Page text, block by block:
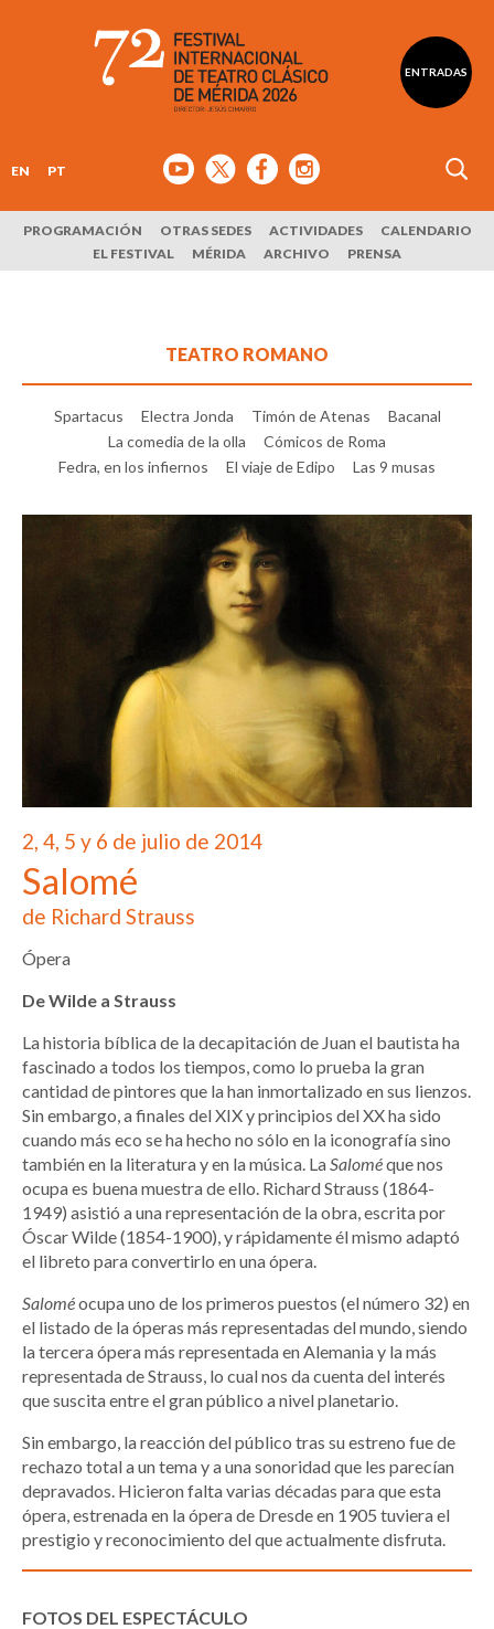
ENTRADAS
EN PT
PROGRAMACIÓN OTRAS SEDES ACTIVIDADES
CALENDARIO
EL FESTIVAL
MÉRIDA ARCHIVO PRENSA
TEATRO ROMANO
Spartacus Electra Jonda Timón de Atenas
Bacanal
La comedia de la olla
Cómicos de Roma
Fedra, en los infiernos
El viaje de Edipo Las 9 musas
2, 4, 5 y 6 de julio de 2014
Salomé
de Richard Strauss
Ópera
De Wilde a Strauss
La historia bíblica de la decapitación de Juan el bautista ha
fascinado a todos los tiempos, como lo prueba la gran
cantidad de pintores que la han inmortalizado en sus lienzos.
Sin embargo, a finales del XIX y principios del XX ha sido
cuando más eco se ha hecho no sólo en la iconografía sino
también en la literatura y en la música. LaSaloméque nos
ocupa es buena muestra de ello. Richard Strauss (1864-
1949) asistió a una representación de la obra, escrita por
Óscar Wilde (1854-1900), y rápidamente él mismo adaptó
el libreto para convertirlo en una ópera.
Saloméocupa uno de los primeros puestos (el número 32) en
el listado de la óperas más representadas del mundo, siendo
la tercera ópera más representada en Alemania y la más
representada de Strauss, lo cual nos da cuenta del interés
que suscita entre el gran público a nivel planetario.
Sin embargo, la reacción del público tras su estreno fue de
rechazo total a un tema y a una sonoridad que les parecían
depravados. Hicieron falta varias décadas para que esta
ópera, estrenada en la ópera de Dresde en 1905 tuviera el
prestigio y reconocimiento del que actualmente disfruta.
FOTOS DEL ESPECTÁCULO